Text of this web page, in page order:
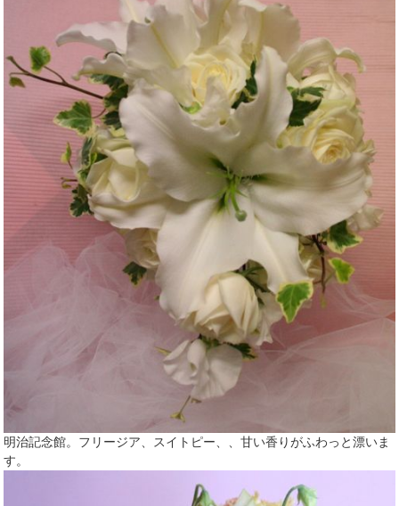
明治記念館。フリージア、スイトピー、、甘い香りがふわっと漂いま
す。